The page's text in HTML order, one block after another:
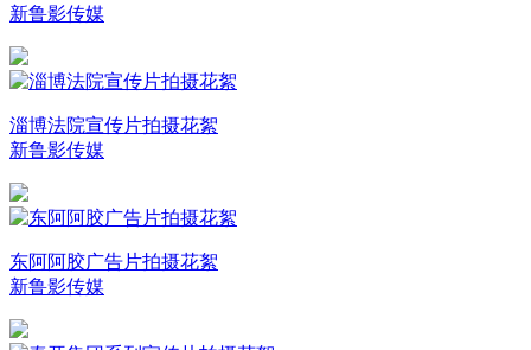
新鲁影传媒
淄博法院宣传片拍摄花絮
新鲁影传媒
东阿阿胶广告片拍摄花絮
新鲁影传媒